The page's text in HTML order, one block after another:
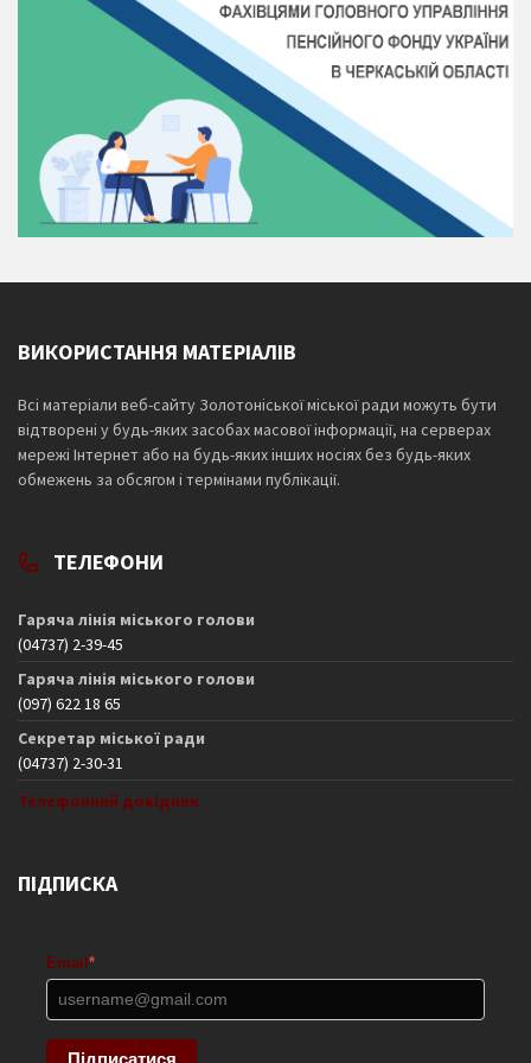
ВИКОРИСТАННЯ МАТЕРІАЛІВ
Всі матеріали веб-сайту Золотоніської міської ради можуть бути
відтворені у будь-яких засобах масової інформації, на серверах
мережі Інтернет або на будь-яких інших носіях без будь-яких
обмежень за обсягом і термінами публікації.
ТЕЛЕФОНИ
Гаряча лінія міського голови
(04737) 2-39-45
Гаряча лінія міського голови
(097) 622 18 65
Секретар міської ради
(04737) 2-30-31
Телефонний довідник
ПІДПИСКА
Email *
Підписатися